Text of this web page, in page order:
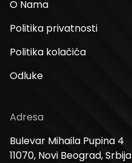
O Nama
Politika privatnosti
Politika kolačića
Odluke
Adresa
Bulevar Mihaila Pupina 4
11070, Novi Beograd, Srbija